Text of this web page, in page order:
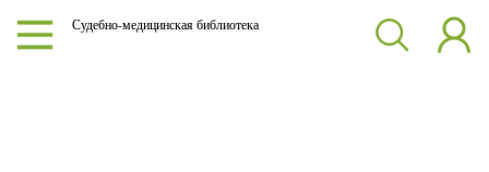
Судебно-медицинская библиотека